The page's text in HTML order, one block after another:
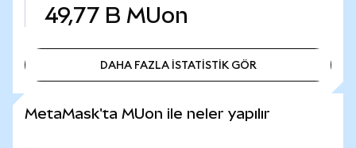
49,77 B MUon
DAHA FAZLA İSTATİSTİK GÖR
MetaMask'ta MUon ile neler yapılır